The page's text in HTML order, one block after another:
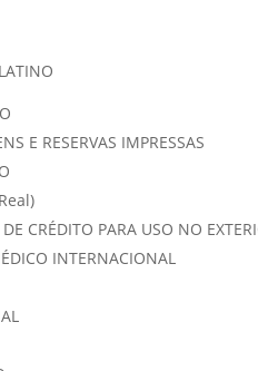
E RESERVAS IMPRESSAS
CRÉDITO PARA USO NO
INTERNACIONAL